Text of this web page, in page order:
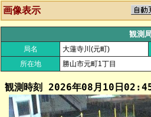
画像表示
観測
局名 大蓮寺川(元町)
所在地
勝山市元町1丁目
観測時刻 2026年08月10日